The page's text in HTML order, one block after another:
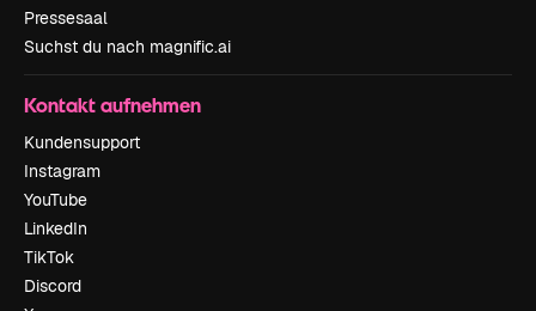
Pressesaal
Suchst du nach magnific.ai
Kontakt aufnehmen
Kundensupport
Instagram
YouTube
LinkedIn
TikTok
Discord